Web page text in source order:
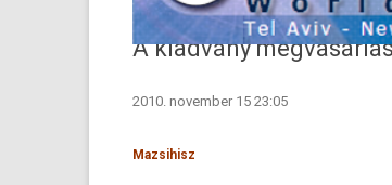
KÖZEL-
TENGERENTÚL
VALLÁS
A kiadvány
2010. november 15 23:05
Maz­sihisz